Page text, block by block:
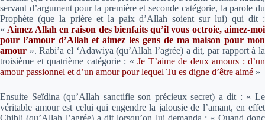
servant d’argument pour la première et seconde catégorie, la parole du
Prophète (que la prière et la paix d’Allah soient sur lui) qui dit :
« Aimez Allah en raison des bienfaits qu’il vous octroie, aimez-moi
pour l’amour d’Allah et aimez les gens de ma maison pour mon
amour ».Rabi’a el ‘Adawiya (qu’Allah l’agrée) a dit, par rapport à la
troisième et quatrième catégorie : « Je T’aime de deux amours : d’un
amour passionnel et d’un amour pour lequel Tu es digne d’être aimé »
Ensuite Seïdina (qu’Allah sanctifie son précieux secret) a dit : « Le
véritable amour est celui qui engendre la jalousie de l’amant, en effet
Chibli (qu’Allah l’agrée) a dit lorsqu’on lui demanda : « Quand donc